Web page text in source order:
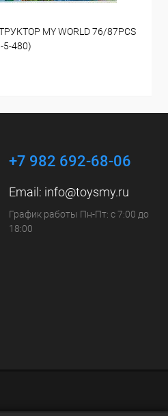
MY WORLD 76/87PCS
5-480)
+7 982 692-68-06
Email: info@toysmy.ru
График работы Пн-Пт: с 7:00 до
18:00